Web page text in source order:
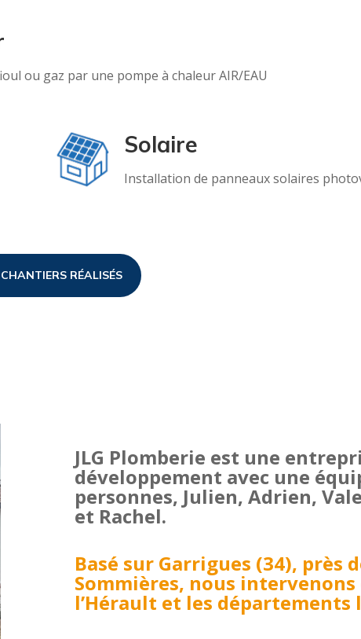
ou gaz par une pompe à chaleur AIR/EAU
Solaire
Installation de panneaux solaires
RÉALISÉS
JLG Plomberie est une
développement avec une
personnes, Julien, Adrien,
et Rachel.
Basé sur Garrigues (34), près
Sommières, nous intervenons
l’Hérault et les